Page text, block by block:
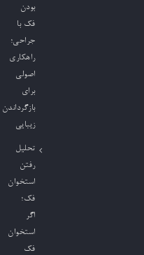
بودن
فک با
جراحی؛
راهکاری
اصولی
برای
بازگرداندن
زیبایی
تحلیل
رفتن
استخوان
فک؛
اگر
استخوان
فک